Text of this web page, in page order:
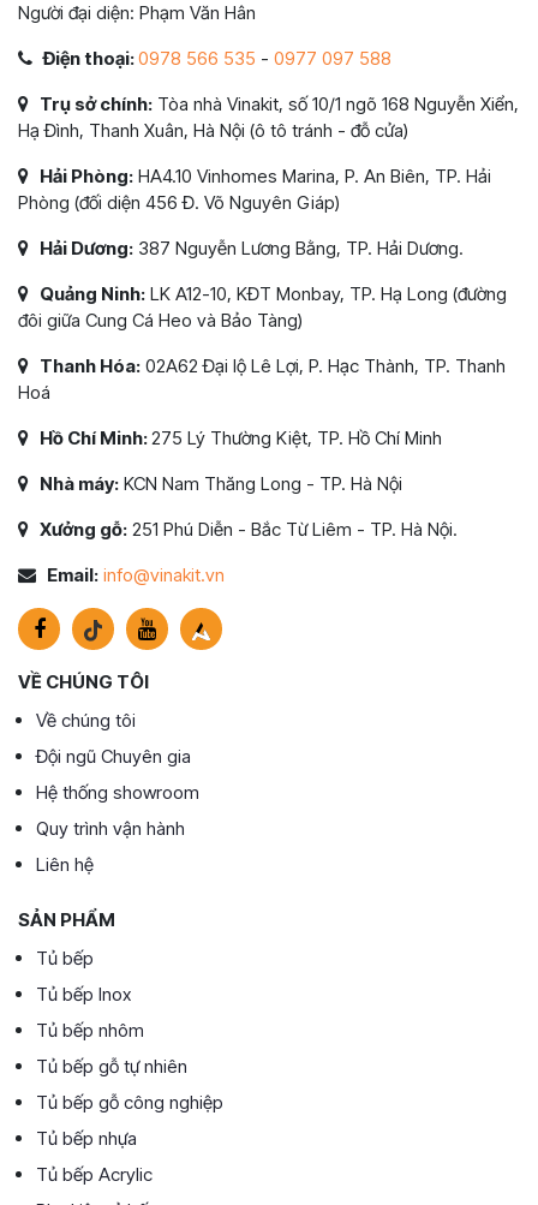
Người đại diện: Phạm Văn Hân
Điện thoại:0978 566 535 - 0977 097 588
Trụ sở chính: Tòa nhà Vinakit, số 10/1 ngõ 168 Nguyễn Xiển,
Hạ Đình, Thanh Xuân, Hà Nội (ô tô tránh - đỗ cửa)
Hải Phòng: HA4.10 Vinhomes Marina, P. An Biên, TP. Hải
Phòng (đối diện 456 Đ. Võ Nguyên Giáp)
Hải Dương: 387 Nguyễn Lương Bằng, TP. Hải Dương.
Quảng Ninh: LK A12-10, KĐT Monbay, TP. Hạ Long (đường
đôi giữa Cung Cá Heo và Bảo Tàng)
Thanh Hóa: 02A62 Đại lộ Lê Lợi, P. Hạc Thành, TP. Thanh
Hoá
Hồ Chí Minh:275 Lý Thường Kiệt, TP. Hồ Chí Minh
Nhà máy: KCN Nam Thăng Long - TP. Hà Nội
Xưởng gỗ: 251 Phú Diễn - Bắc Từ Liêm - TP. Hà Nội.
Email: info@vinakit.vn
VỀ CHÚNG TÔI
Về chúng tôi
Đội ngũ Chuyên gia
Hệ thống showroom
Quy trình vận hành
Liên hệ
SẢN PHẨM
Tủ bếp
Tủ bếp Inox
Tủ bếp nhôm
Tủ bếp gỗ tự nhiên
Tủ bếp gỗ công nghiệp
Tủ bếp nhựa
Tủ bếp Acrylic